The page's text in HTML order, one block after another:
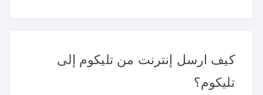
كيف ارسل إنترنت من تليكوم إلى
تليكوم؟